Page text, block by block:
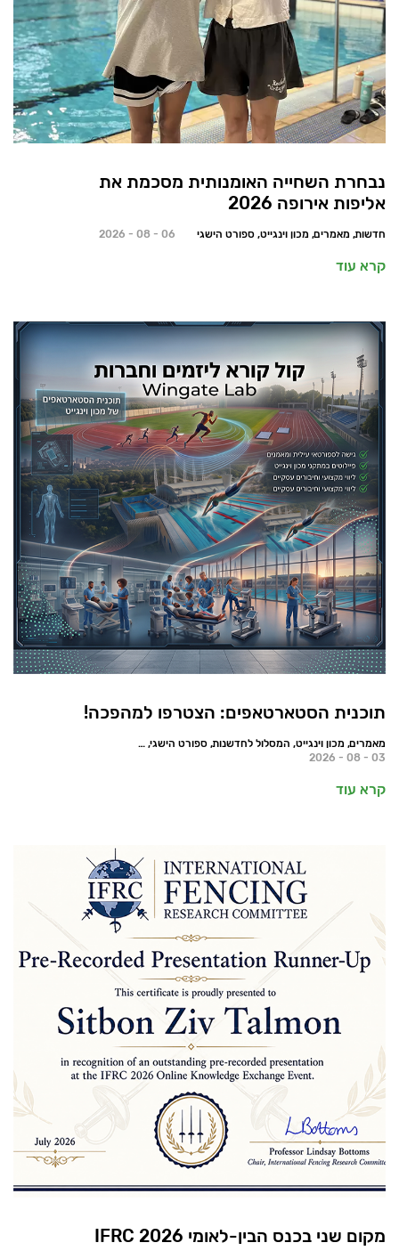
נבחרת השחייה האומנותית מסכמת את
אליפות אירופה 2026
חדשות, מאמרים, מכון וינגייט, ספורט הישגי 06 - 08 - 2026
קרא עוד
תוכנית הסטארטאפים: הצטרפו למהפכה!
מאמרים, מכון וינגייט, המסלול לחדשנות, ספורט הישגי, חדשות
03 - 08 - 2026
קרא עוד
מקום שני בכנס הבין-לאומי 2026 IFRC